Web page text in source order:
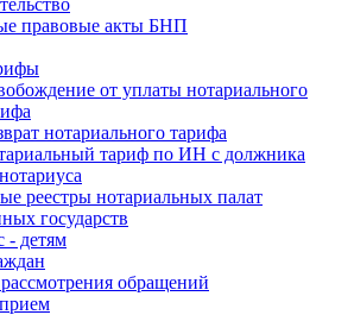
правовые акты БНП
от уплаты нотариального
нотариального тарифа
тариф по ИН с должника
реестры нотариальных палат
государств
- детям
обращений